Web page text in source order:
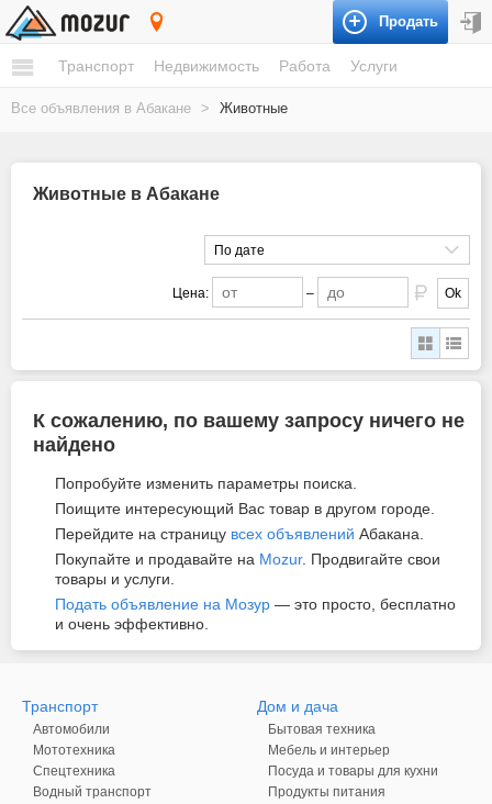
Продать
Транспорт Недвижимость Работа Услуги
Все объявления в Абакане > Животные
Животные в Абакане
По дате
Цена: – Ok
К сожалению, по вашему запросу ничего не
найдено
Попробуйте изменить параметры поиска.
Поищите интересующий Вас товар в другом городе.
Перейдите на страницу всех объявлений Абакана.
Покупайте и продавайте на Mozur. Продвигайте свои
товары и услуги.
Подать объявление на Мозур — это просто, бесплатно
и очень эффективно.
Транспорт
Автомобили
Мототехника
Спецтехника
Водный транспорт
Дом и дача
Бытовая техника
Мебель и интерьер
Посуда и товары для кухни
Продукты питания